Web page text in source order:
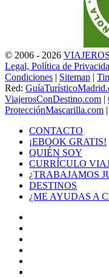
© 2006 - 2026
Legal, Política de
Condiciones | Sitemap |
Red:
ViajerosConDestino.com |
ProtecciónMascarilla.com |
CONTACTO
¡EBOOK GRATIS!
QUIÉN SOY
CURRÍCULO
¿TRABAJAMOS
DESTINOS
¿ME AYUDAS A